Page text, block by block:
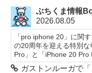
ぶちくま情報
2026.08.05
「pro iphone 20」に関
の20周年を迎える特別
Pro」と「iPhone 20 Pro
ガストンルーガで